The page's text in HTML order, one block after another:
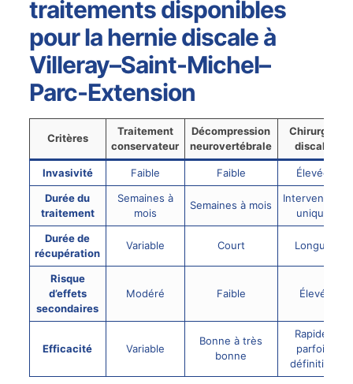
traitements disponibles
pour la hernie discale à
Villeray–Saint-Michel–
Parc-Extension
Critères
Traitement
conservateur
Décompression
neurovertébrale
Chirurgie
discale
Invasivité Faible Faible
Élevée
Durée du
traitement
Semaines à
mois
Semaines à mois
Intervention
unique
Durée de
récupération
Variable Court Longue
Risque
d’effets
secondaires
Modéré Faible Élevé
Efficacité Variable
Bonne à très
bonne
Rapide,
parfois
définitive